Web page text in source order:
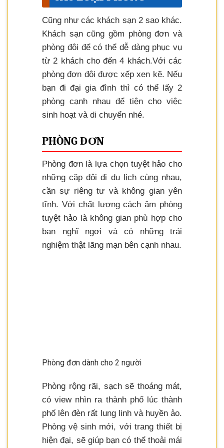
Cũng như các khách sạn 2 sao khác.
Khách sạn cũng gồm phòng đơn và
phòng đôi để có thể dễ dàng phục vụ
từ 2 khách cho đến 4 khách.Với các
phòng đơn đôi được xếp xen kẽ. Nếu
bạn đi đại gia đình thì có thể lấy 2
phòng cạnh nhau để tiện cho việc
sinh hoạt và di chuyển nhé.
PHÒNG ĐƠN
Phòng đơn là lựa chọn tuyệt hảo cho
những cặp đôi đi du lịch cùng nhau,
cần sự riêng tư và không gian yên
tĩnh. Với chất lượng cách âm phòng
tuyệt hảo là không gian phù hợp cho
bạn nghĩ ngơi và có những trải
nghiệm thật lãng mạn bên cạnh nhau.
Phòng đơn dành cho 2 người
Phòng rộng rãi, sạch sẽ thoáng mát,
có view nhìn ra thành phố lúc thành
phố lên đèn rất lung linh và huyền ảo.
Phòng vệ sinh mới, với trang thiết bị
hiện đại, sẽ giúp bạn có thể thoải mái